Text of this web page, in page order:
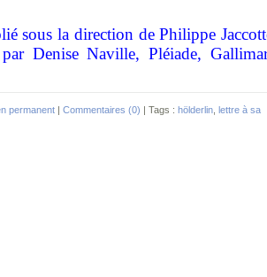
sous la direction de Philippe
Denise Naville, Pléiade,
permanent | Commentaires (0) | Tags : hölderlin lettre à sa